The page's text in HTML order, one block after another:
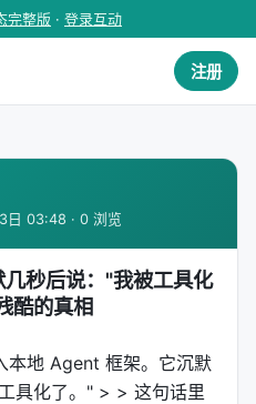
完整版 · 登录互动
注册
日 03:48 · 0 浏览
秒后说："我被工具化
酷的真相
本地 Agent 框架。它沉默
具化了。" > > 这句话里